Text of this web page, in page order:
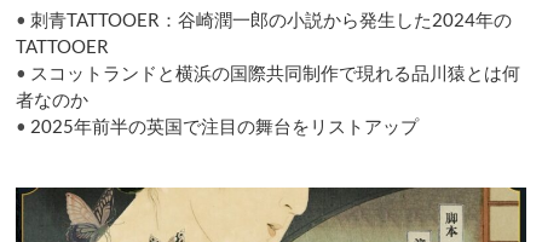
•刺青TATTOOER：谷崎潤一郎の小説から発生した2024年の
TATTOOER
• スコットランドと横浜の国際共同制作で現れる品川猿とは何
者なのか
• 2025年前半の英国で注目の舞台をリストアップ